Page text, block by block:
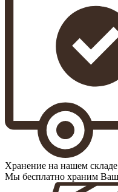
Хранение на нашем складе
Мы бесплатно храним Ваш